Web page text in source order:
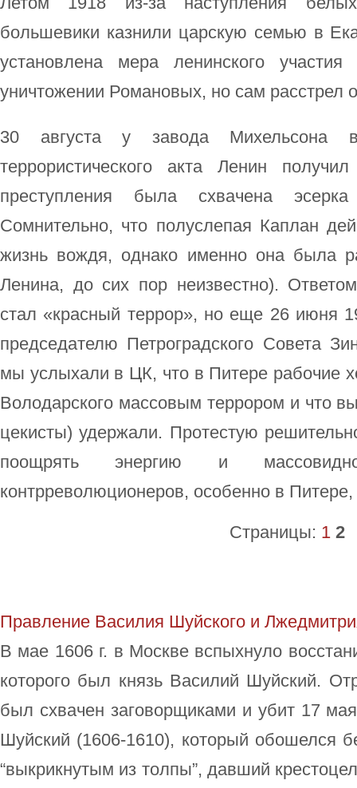
большевики казнили царскую семью в
установлена мера ленинского
уничтожении Романовых, но сам расстрел
30 августа у завода Михельсона
террористического акта Ленин
преступления была схвачена
Сомнительно, что полуслепая Каплан
жизнь вождя, однако именно она была
Ленина, до сих пор неизвестно).
стал «красный террор», но еще 26 июня
председателю Петроградского Совета
мы услыхали в ЦК, что в Питере рабочие
Володарского массовым террором и что
цекисты) удержали. Протестую
поощрять энергию и
контрреволюционеров, особенно в
Страницы: 1 2
Правление Василия Шуйского и
В мае 1606 г. в Москве вспыхнуло
которого был князь Василий Шуйский.
был схвачен заговорщиками и убит 17
Шуйский (1606-1610), который обошелся
“выкрикнутым из толпы”, давший